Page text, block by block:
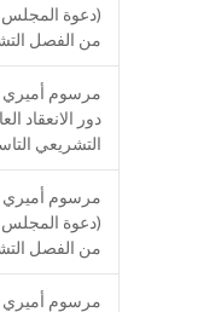
(دعوة المجلس
من الفصل
دور الانعقاد
التشريعي
(دعوة المجلس
من الفصل